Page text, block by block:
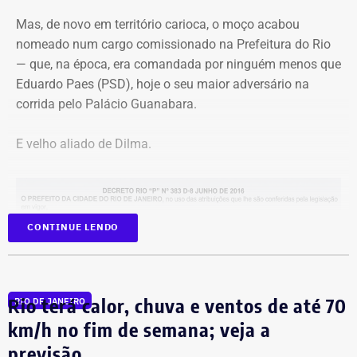
simplesmente deixe de existir.
Programação reúne música, livros, empreendedorismo e debates sobre
Festival de dança ocupa a Praça
Mauá com programação gratuita
Mas, de novo em território carioca, o moço acabou
nomeado num cargo comissionado na Prefeitura do Rio
— que, na época, era comandada por ninguém menos que
Eduardo Paes (PSD), hoje o seu maior adversário na
corrida pelo Palácio Guanabara.
E velho aliado de Dilma.
Na Secretaria municipal da Casa Civil, André Marinho
permaneceu até dezembro. Marcelo Crivella
(Republicanos) ganhou a eleição assumiu a prefeitura e,
CONTINUE LENDO
RIO DE JANEIRO
Rio terá calor, chuva e ventos de até 70
km/h no fim de semana; veja a